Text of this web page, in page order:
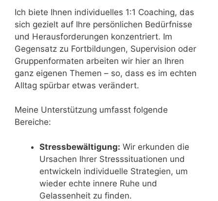
Ich biete Ihnen individuelles 1:1 Coaching, das
sich gezielt auf Ihre persönlichen Bedürfnisse
und Herausforderungen konzentriert. Im
Gegensatz zu Fortbildungen, Supervision oder
Gruppenformaten arbeiten wir hier an Ihren
ganz eigenen Themen – so, dass es im echten
Alltag spürbar etwas verändert.
Meine Unterstützung umfasst folgende
Bereiche:
Stressbewältigung: Wir erkunden die
Ursachen Ihrer Stresssituationen und
entwickeln individuelle Strategien, um
wieder echte innere Ruhe und
Gelassenheit zu finden.